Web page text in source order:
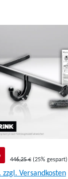
446,25 € (25% gespart)
Versandkosten